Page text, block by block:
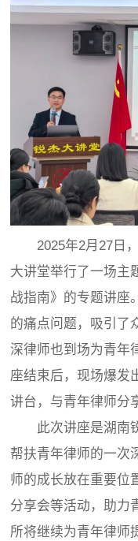
2025年2月27日
大讲堂举行了一场主
战指南》的专题讲座
的痛点问题，吸引了
深律师也到场为青年
座结束后，现场爆发
讲台，与青年律师分
此次讲座是湖南
帮扶青年律师的一次
师的成长放在重要位
分享会等活动，助力
所将继续为青年律师